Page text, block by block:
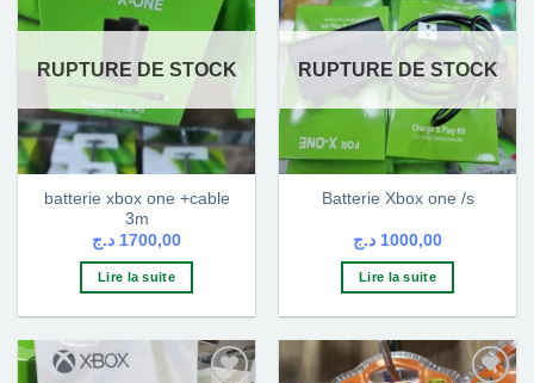
à la liste
d’envies
RUPTURE DE STOCK
batterie xbox one +cable
3m
1700,00 د.ج
Lire la suite
à la liste
d’envies
RUPTURE DE STOCK
Batterie Xbox one /s
1000,00 د.ج
Lire la suite